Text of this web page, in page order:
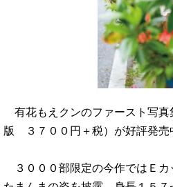
有花もえクンのファースト写真
版 ３７００円＋税）が好評発売
３０００部限定の今作ではＥカ